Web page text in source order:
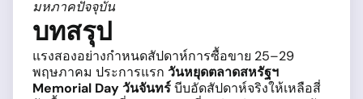
มหภาคปัจจุบัน
บทสรุป
แรงสองอย่างกำหนดสัปดาห์การซื้อขาย 25–29
พฤษภาคม ประการแรก วันหยุดตลาดสหรัฐฯ
Memorial Day วันจันทร์บีบอัดสัปดาห์จริงให้เหลือสี่